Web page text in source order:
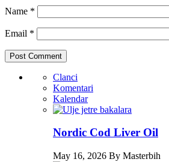
Name *
Email *
Clanci
Komentari
Kalendar
Nordic Cod Liver Oil
May 16, 2026 By Masterbih